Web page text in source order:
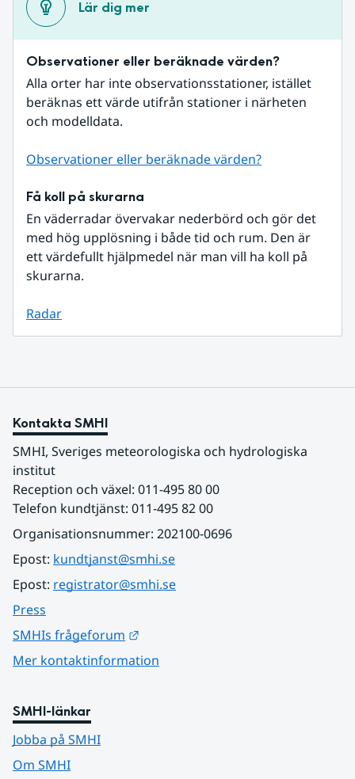
Lär dig mer
Observationer eller beräknade värden?
Alla orter har inte observationsstationer, istället
beräknas ett värde utifrån stationer i närheten
och modelldata.
Observationer eller beräknade värden?
Få koll på skurarna
En väderradar övervakar nederbörd och gör det
med hög upplösning i både tid och rum. Den är
ett värdefullt hjälpmedel när man vill ha koll på
skurarna.
Radar
Kontakta SMHI
SMHI, Sveriges meteorologiska och hydrologiska
institut
Reception och växel: 011-495 80 00
Telefon kundtjänst: 011-495 82 00
Organisationsnummer: 202100-0696
Epost: kundtjanst@smhi.se
Epost: registrator@smhi.se
Press
SMHIs frågeforum
Mer kontaktinformation
SMHI-länkar
Jobba på SMHI
Om SMHI